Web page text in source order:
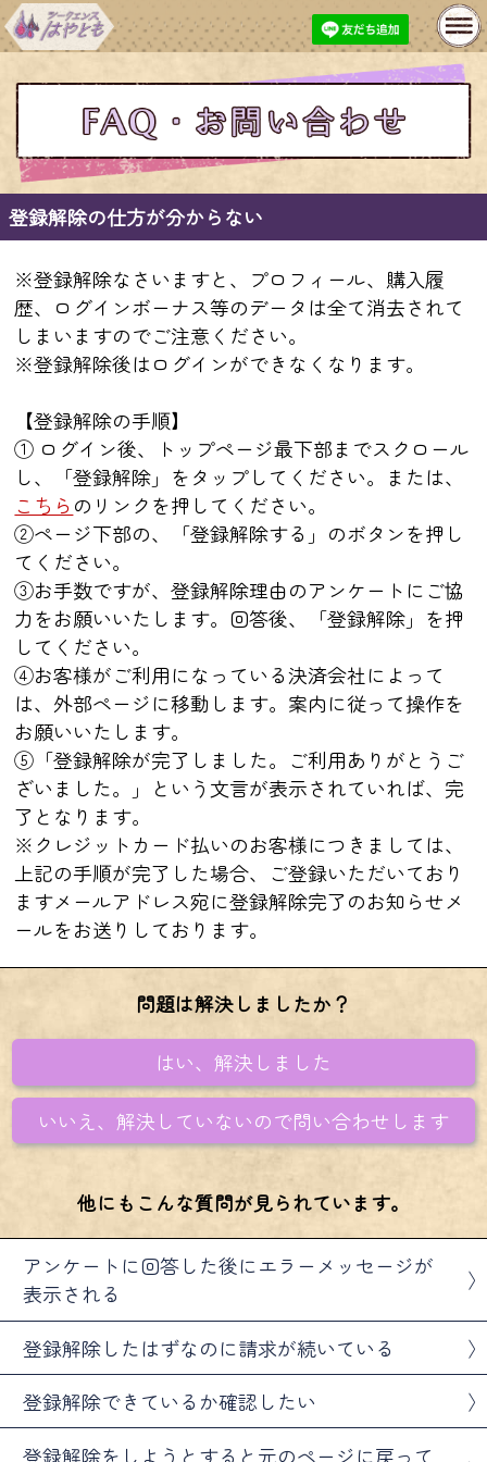
MENU
基本性格鑑定
開運おみくじ
プレミアム鑑定
長期継続特典
今月の特集
お問い合わせ
あとで占うリスト
メルマガ登録・解除
人生 仕事
出会い
結婚
好きな人の気持ち
片想いは成就する?
宿縁
復縁
不倫
あの人の夜の姿
登録解除の仕方が分からない
※登録解除なさいますと、プロフィール、購入履
歴、ログインボーナス等のデータは全て消去されて
しまいますのでご注意ください。
※登録解除後はログインができなくなります。
【登録解除の手順】
① ログイン後、トップページ最下部までスクロール
し、「登録解除」をタップしてください。または、
こちらのリンクを押してください。
②ページ下部の、「登録解除する」のボタンを押し
てください。
③お手数ですが、登録解除理由のアンケートにご協
力をお願いいたします。回答後、「登録解除」を押
してください。
④お客様がご利用になっている決済会社によって
は、外部ページに移動します。案内に従って操作を
お願いいたします。
⑤「登録解除が完了しました。ご利用ありがとうご
ざいました。」という文言が表示されていれば、完
了となります。
※クレジットカード払いのお客様につきましては、
上記の手順が完了した場合、ご登録いただいており
ますメールアドレス宛に登録解除完了のお知らせメ
ールをお送りしております。
問題は解決しましたか？
はい、解決しました
いいえ、解決していないので問い合わせします
他にもこんな質問が見られています。
アンケートに回答した後にエラーメッセージが
表示される
登録解除したはずなのに請求が続いている
登録解除できているか確認したい
登録解除をしようとすると元のページに戻って